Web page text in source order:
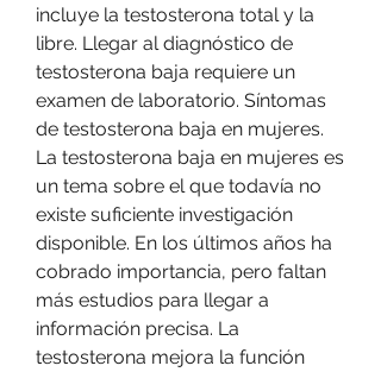
incluye la testosterona total y la
libre. Llegar al diagnóstico de
testosterona baja requiere un
examen de laboratorio. Síntomas
de testosterona baja en mujeres.
La testosterona baja en mujeres es
un tema sobre el que todavía no
existe suficiente investigación
disponible. En los últimos años ha
cobrado importancia, pero faltan
más estudios para llegar a
información precisa. La
testosterona mejora la función